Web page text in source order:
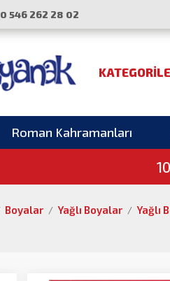
0 546 262 28 02
Roman Kahramanları
Boyalar Yağlı Boyalar Yağlı